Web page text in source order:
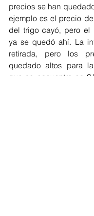
precios se han
ejemplo es el precio
del trigo cayó, pero el
ya se quedó ahí. La
retirada, pero los
quedado altos para
que se encuentra en